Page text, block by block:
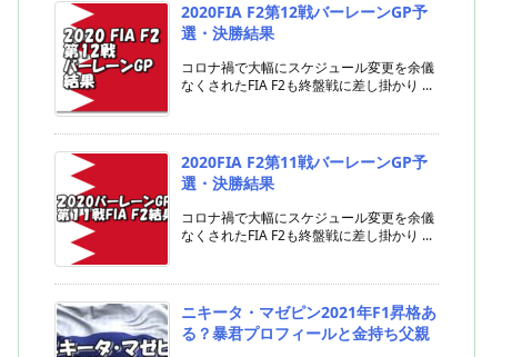
2020FIA F2第12戦バーレーンGP予
選・決勝結果
コロナ禍で大幅にスケジュール変更を余儀
なくされたFIA F2も終盤戦に差し掛かり ...
2020FIA F2第11戦バーレーンGP予
選・決勝結果
コロナ禍で大幅にスケジュール変更を余儀
なくされたFIA F2も終盤戦に差し掛かり ...
ニキータ・マゼピン2021年F1昇格あ
る？暴君プロフィールと金持ち父親